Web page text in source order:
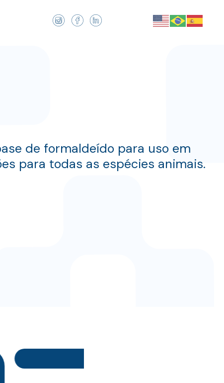
de formaldeído para uso em
para todas as espécies animais.